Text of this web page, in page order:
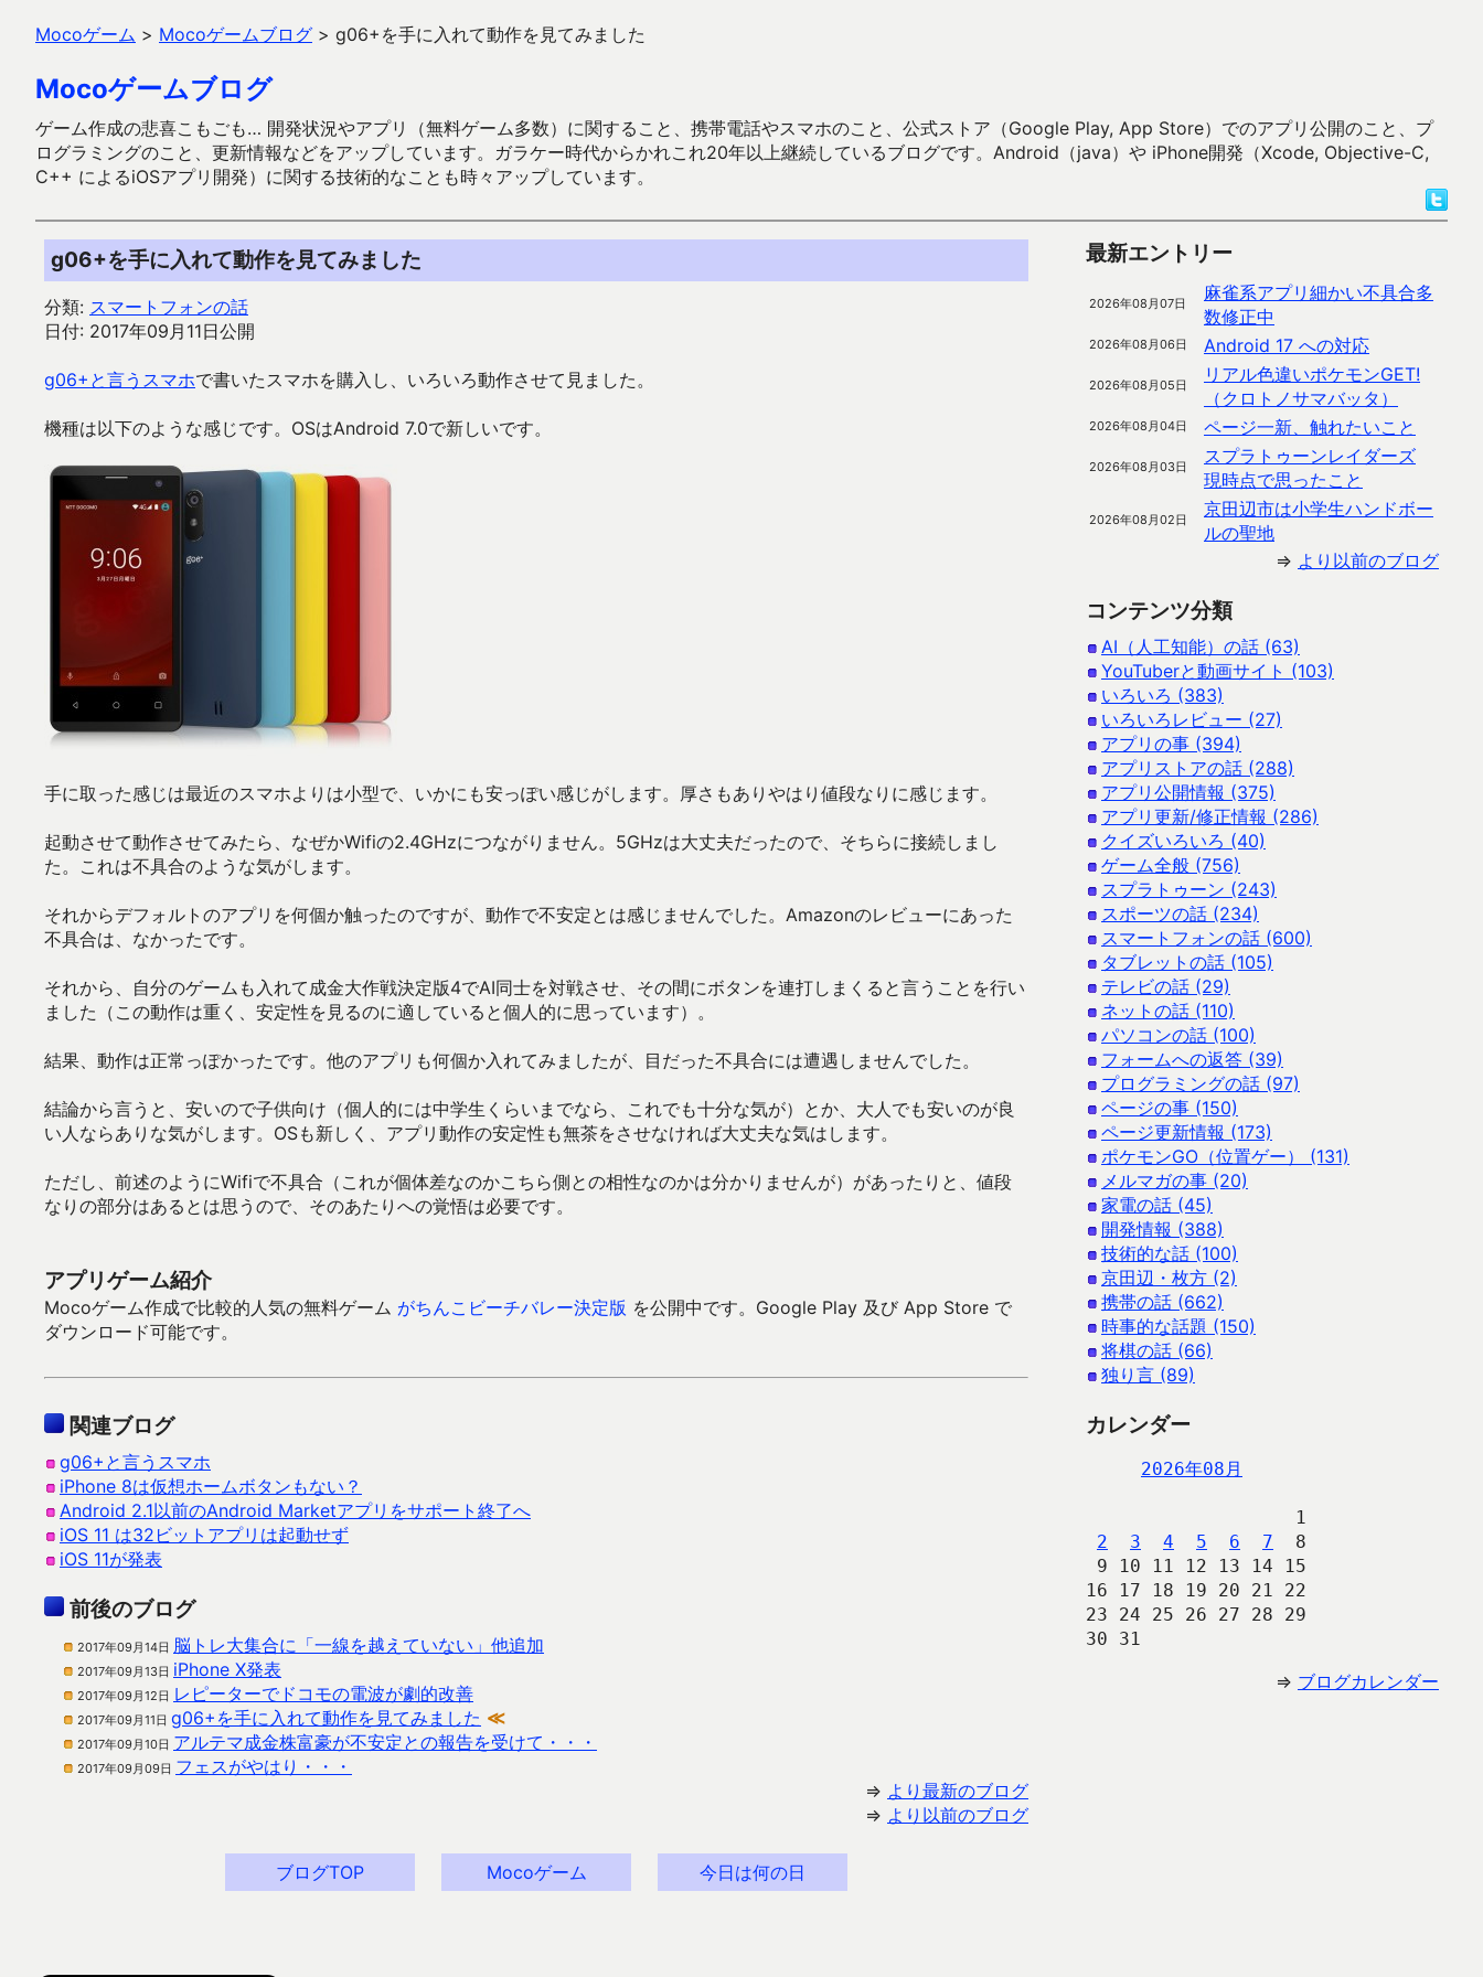
Mocoゲーム > Mocoゲームブログ > g06+を手に入れて動作を見てみました
Mocoゲームブログ
ゲーム作成の悲喜こもごも… 開発状況やアプリ（無料ゲーム多数）に関すること、携帯電話やスマホのこと、公式ストア（Google Play, App Store）でのアプリ公開のこと、プ
ログラミングのこと、更新情報などをアップしています。ガラケー時代からかれこれ20年以上継続しているブログです。Android（java）や iPhone開発（Xcode, Objective-C,
C++ によるiOSアプリ開発）に関する技術的なことも時々アップしています。
g06+を手に入れて動作を見てみました
分類: スマートフォンの話
日付: 2017年09月11日公開
g06+と言うスマホで書いたスマホを購入し、いろいろ動作させて見ました。
機種は以下のような感じです。OSはAndroid 7.0で新しいです。
手に取った感じは最近のスマホよりは小型で、いかにも安っぽい感じがします。厚さもありやはり値段なりに感じます。
起動させて動作させてみたら、なぜかWifiの2.4GHzにつながりません。5GHzは大丈夫だったので、そちらに接続しまし
た。これは不具合のような気がします。
それからデフォルトのアプリを何個か触ったのですが、動作で不安定とは感じませんでした。Amazonのレビューにあった
不具合は、なかったです。
それから、自分のゲームも入れて成金大作戦決定版4でAI同士を対戦させ、その間にボタンを連打しまくると言うことを行い
ました（この動作は重く、安定性を見るのに適していると個人的に思っています）。
結果、動作は正常っぽかったです。他のアプリも何個か入れてみましたが、目だった不具合には遭遇しませんでした。
結論から言うと、安いので子供向け（個人的には中学生くらいまでなら、これでも十分な気が）とか、大人でも安いのが良
い人ならありな気がします。OSも新しく、アプリ動作の安定性も無茶をさせなければ大丈夫な気はします。
ただし、前述のようにWifiで不具合（これが個体差なのかこちら側との相性なのかは分かりませんが）があったりと、値段
なりの部分はあるとは思うので、そのあたりへの覚悟は必要です。
アプリゲーム紹介
Mocoゲーム作成で比較的人気の無料ゲーム がちんこビーチバレー決定版 を公開中です。Google Play 及び App Store で
ダウンロード可能です。
関連ブログ
g06+と言うスマホ
iPhone 8は仮想ホームボタンもない？
Android 2.1以前のAndroid Marketアプリをサポート終了へ
iOS 11 は32ビットアプリは起動せず
iOS 11が発表
前後のブログ
2017年09月14日 脳トレ大集合に「一線を越えていない」他追加
2017年09月13日 iPhone X発表
2017年09月12日 レピーターでドコモの電波が劇的改善
2017年09月11日 g06+を手に入れて動作を見てみました ≪
2017年09月10日 アルテマ成金株富豪が不安定との報告を受けて・・・
2017年09月09日 フェスがやはり・・・
⇒ より最新のブログ
⇒ より以前のブログ
ブログTOP Mocoゲーム 今日は何の日
最新エントリー
2026年08月07日
麻雀系アプリ細かい不具合多
数修正中
2026年08月06日 Android 17 への対応
2026年08月05日
リアル色違いポケモンGET!
（クロトノサマバッタ）
2026年08月04日 ページ一新、触れたいこと
2026年08月03日
スプラトゥーンレイダーズ
現時点で思ったこと
2026年08月02日
京田辺市は小学生ハンドボー
ルの聖地
⇒ より以前のブログ
コンテンツ分類
AI（人工知能）の話 (63)
YouTuberと動画サイト (103)
いろいろ (383)
いろいろレビュー (27)
アプリの事 (394)
アプリストアの話 (288)
アプリ公開情報 (375)
アプリ更新/修正情報 (286)
クイズいろいろ (40)
ゲーム全般 (756)
スプラトゥーン (243)
スポーツの話 (234)
スマートフォンの話 (600)
タブレットの話 (105)
テレビの話 (29)
ネットの話 (110)
パソコンの話 (100)
フォームへの返答 (39)
プログラミングの話 (97)
ページの事 (150)
ページ更新情報 (173)
ポケモンGO（位置ゲー） (131)
メルマガの事 (20)
家電の話 (45)
開発情報 (388)
技術的な話 (100)
京田辺・枚方 (2)
携帯の話 (662)
時事的な話題 (150)
将棋の話 (66)
独り言 (89)
カレンダー
2026年08月
                   1
2
3 4 5 6 7
  8
9 10 11 12 13 14 15
16 17 18 19 20 21 22
23 24 25 26 27 28 29
30 31
⇒ ブログカレンダー